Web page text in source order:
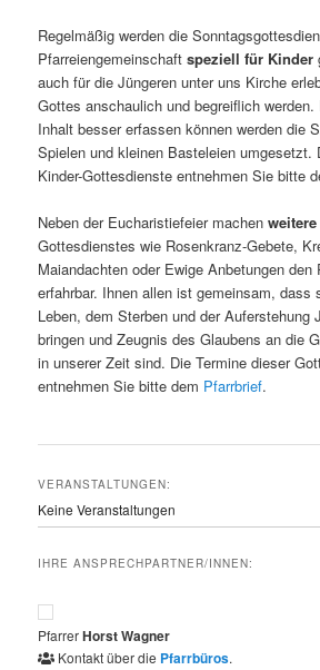
Regelmäßig werden die
Pfarreiengemeinschaftspeziell für Kinder
auch für die Jüngeren unter uns Kirche
Gottes anschaulich und begreiflich
Inhalt besser erfassen können werden die
Spielen und kleinen Basteleien umgesetzt.
Kinder-Gottesdienste entnehmen Sie bitte
Neben der Eucharistiefeier machen
Gottesdienstes wie Rosenkranz-Gebete,
Maiandachten oder Ewige Anbetungen den
erfahrbar. Ihnen allen ist gemeinsam, dass
Leben, dem Sterben und der Auferstehung
bringen und Zeugnis des Glaubens an die
in unserer Zeit sind. Die Termine dieser
entnehmen Sie bitte dem Pfarrbrief.
VERANSTALTUNGEN:
Keine Veranstaltungen
IHRE ANSPRECHPARTNER/INNEN:
PfarrerHorstWagner
Kontakt über die Pfarrbüros.